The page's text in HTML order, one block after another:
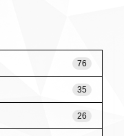
76
35
26